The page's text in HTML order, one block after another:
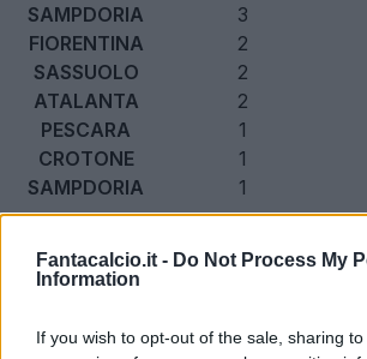
Fantacalcio.it - Do Not Process My
Information
If you wish to opt-out of the sale, sharing
SAMPDORIA
3
FIORENTINA
2
SASSUOLO
2
ATALANTA
2
PESCARA
1
CROTONE
1
SAMPDORIA
1
L’utilizzo della moviola nel calcio
di rigore e questo viene